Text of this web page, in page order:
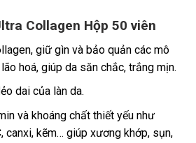
Collagen Hộp 50 viên
giữ gìn và bảo quản các mô
hoá, giúp da săn chắc, trắng mịn.
dai của làn da.
và khoáng chất thiết yếu như
canxi, kẽm… giúp xương khớp, sụn,